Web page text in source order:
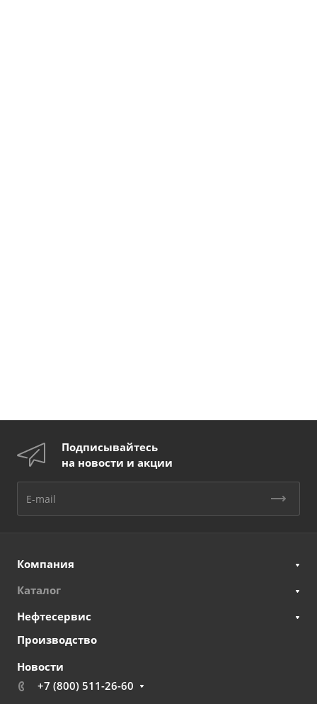
Подписывайтесь
на новости и акции
Компания
Каталог
Нефтесервис
Производство
Новости
+7 (800) 511-26-60